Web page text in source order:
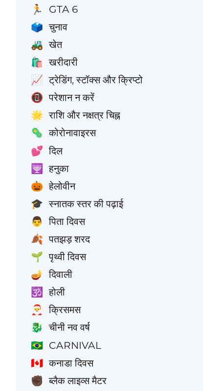
🏃 GTA 6
🗳️ चुनाव
🚜 खेत
🛍️ खरीदारी
📈 ट्रेडिंग, स्टॉक्स और क्रिप्टो
📵 परेशान न करें
🌟 राशि और नक्षत्र चिह्न
🦠 कोरोनावाइरस
💕 दिल
🕎 हनुका
🎃 हेलोवीन
🎓 स्नातक स्तर की पढ़ाई
👨 पिता दिवस
🍂 पतझड़ शरद
🌱 पृथ्वी दिवस
🪔 दिवाली
🕉️ होली
🎅 क्रिसमस
🐉 चीनी नव वर्ष
🇧🇷 CARNIVAL
🇨🇦 कनाडा दिवस
✊🏿 ब्लैक लाइव्स मैटर